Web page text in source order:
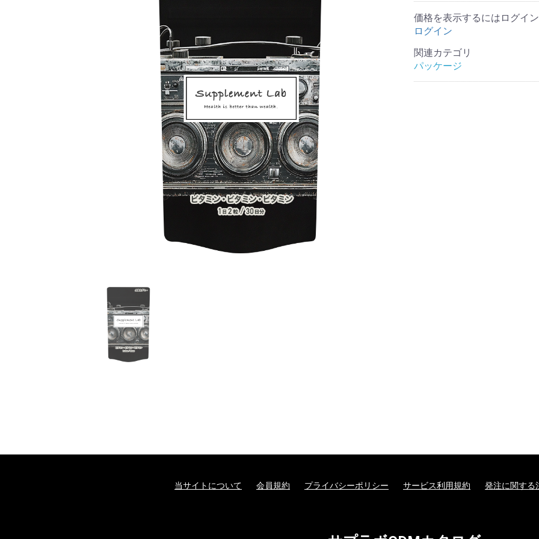
価格を表示するにはログイ
ログイン
関連カテゴリ
パッケージ
当サイトについて 会員規約 プライバシーポリシー サービス利用規約 発注に関する